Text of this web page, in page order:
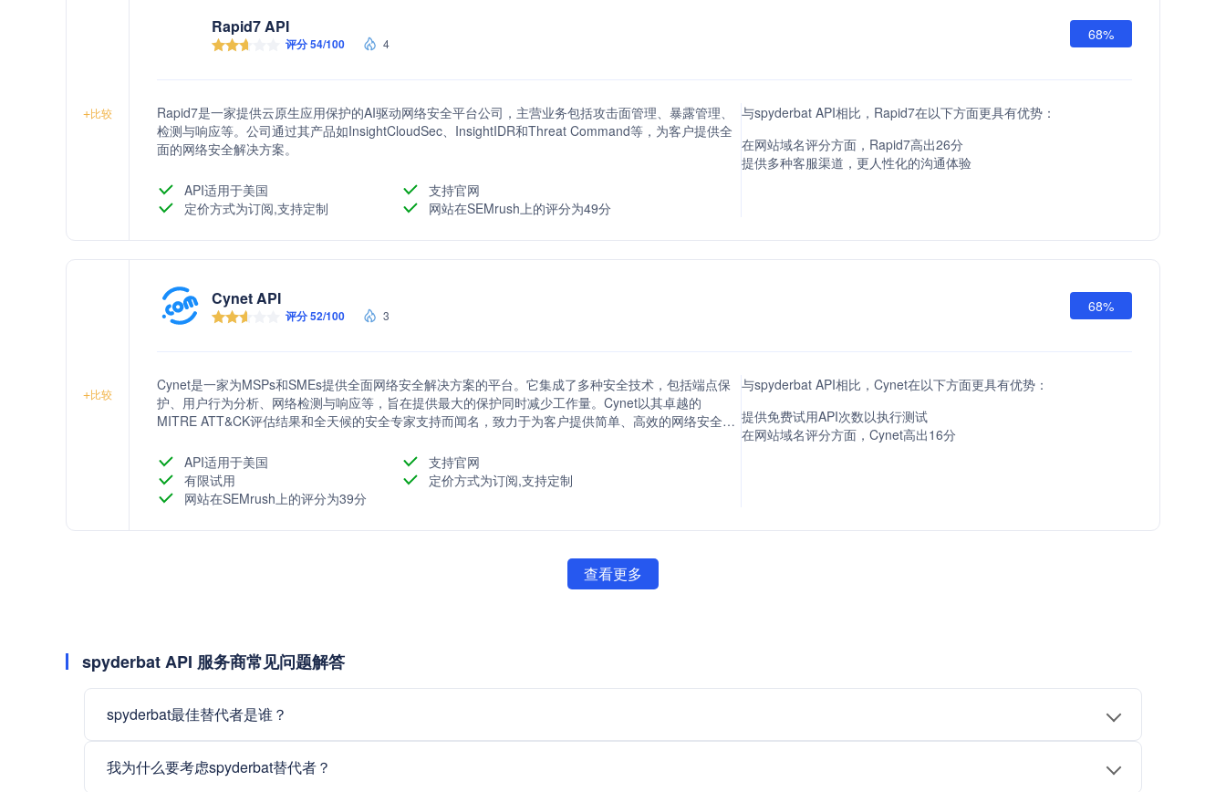
+比较
Rapid7 API
评分 54/100 4
68%
Rapid7是一家提供云原生应用保护的AI驱动网络安全平台公司，主营业务包括攻击面管理、暴露管理、
检测与响应等。公司通过其产品如InsightCloudSec、InsightIDR和Threat Command等，为客户提供全
面的网络安全解决方案。
API适用于美国
支持官网
定价方式为订阅,支持定制
网站在SEMrush上的评分为49分
与spyderbat API相比，Rapid7在以下方面更具有优势：
在网站域名评分方面，Rapid7高出26分
提供多种客服渠道，更人性化的沟通体验
+比较
Cynet API
评分 52/100 3
68%
Cynet是一家为MSPs和SMEs提供全面网络安全解决方案的平台。它集成了多种安全技术，包括端点保
护、用户行为分析、网络检测与响应等，旨在提供最大的保护同时减少工作量。Cynet以其卓越的
MITRE ATT&CK评估结果和全天候的安全专家支持而闻名，致力于为客户提供简单、高效的网络安全服
API适用于美国
支持官网
有限试用
定价方式为订阅,支持定制
网站在SEMrush上的评分为39分
与spyderbat API相比，Cynet在以下方面更具有优势：
提供免费试用API次数以执行测试
在网站域名评分方面，Cynet高出16分
查看更多
spyderbat API 服务商常见问题解答
spyderbat最佳替代者是谁？
我为什么要考虑spyderbat替代者？